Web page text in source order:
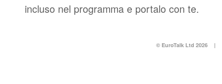
incluso nel programma e portalo con te.
© EuroTalk Ltd 2026 |